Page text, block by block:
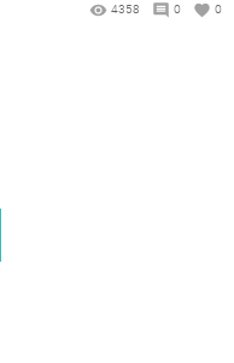
4358 0 0